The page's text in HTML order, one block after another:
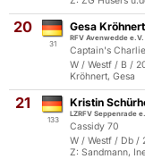
20
31
Gesa Kröhnert
RFV Avenwedde e.V.
Captain's
W / Westf / B /
Kröhnert, Gesa
21
133
Kristin
LZRFV Seppenrade
Cassidy 70
W / Westf / Db /
Z: Sandmann,